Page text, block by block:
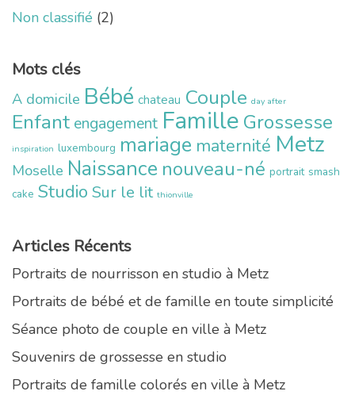
Non classifié (2)
Mots clés
A domicile Bébé chateau Couple day after
Enfant engagement Famille Grossesse
inspiration luxembourg mariage maternité Metz
Moselle Naissance nouveau-né portrait smash
cake Studio Sur le lit thionville
Articles Récents
Portraits de nourrisson en studio à Metz
Portraits de bébé et de famille en toute simplicité
Séance photo de couple en ville à Metz
Souvenirs de grossesse en studio
Portraits de famille colorés en ville à Metz